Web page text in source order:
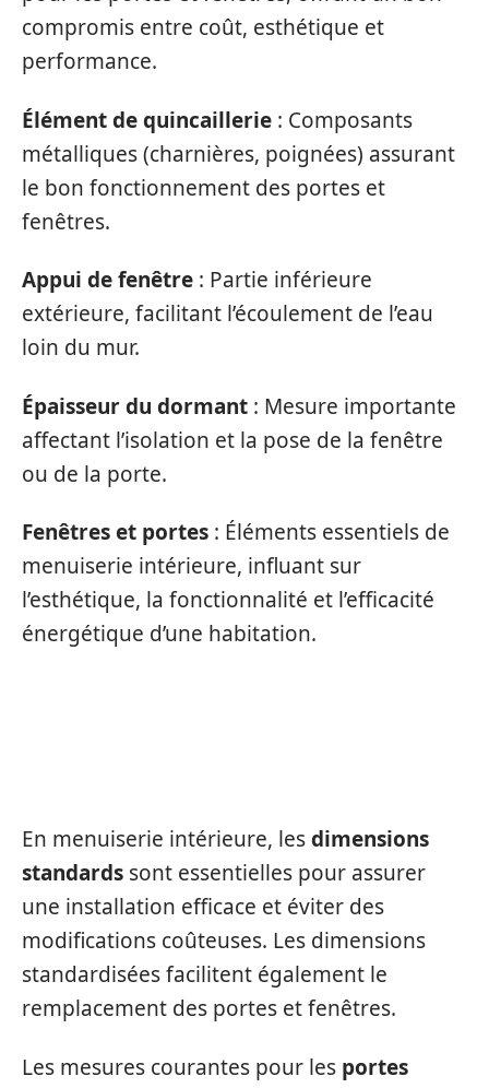
compromis entre coût, esthétique et
performance.
Élément de quincaillerie : Composants
métalliques (charnières, poignées) assurant
le bon fonctionnement des portes et
fenêtres.
Appui de fenêtre : Partie inférieure
extérieure, facilitant l’écoulement de l’eau
loin du mur.
Épaisseur du dormant : Mesure importante
affectant l’isolation et la pose de la fenêtre
ou de la porte.
Fenêtres et portes : Éléments essentiels de
menuiserie intérieure, influant sur
l’esthétique, la fonctionnalité et l’efficacité
énergétique d’une habitation.
En menuiserie intérieure, lesdimensions
standards sont essentielles pour assurer
une installation efficace et éviter des
modifications coûteuses. Les dimensions
standardisées facilitent également le
remplacement des portes et fenêtres.
Les mesures courantes pour les portes